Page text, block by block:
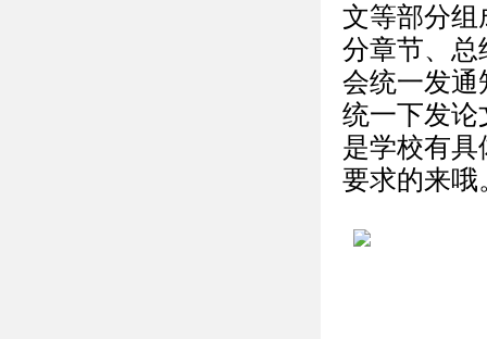
文等部分组
分章节、总
会统一发通
统一下发论
是学校有
要求的来哦